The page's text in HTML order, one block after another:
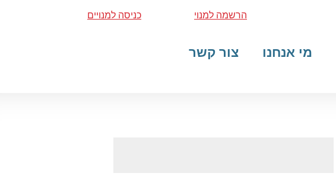
הרשמה למנוי כניסה למנויים
מי אנחנו צור קשר